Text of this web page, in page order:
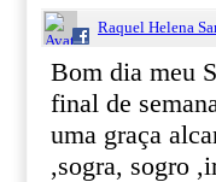
Raquel Helena
Bom dia meu
final de
uma graça
,sogra, sogro